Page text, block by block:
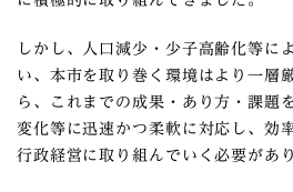
しかし、人口減少・少子高齢化等に
い、本市を取り巻く環境はより一層
ら、これまでの成果・あり方・課題
変化等に迅速かつ柔軟に対応し、効
行政経営に取り組んでいく必要があ